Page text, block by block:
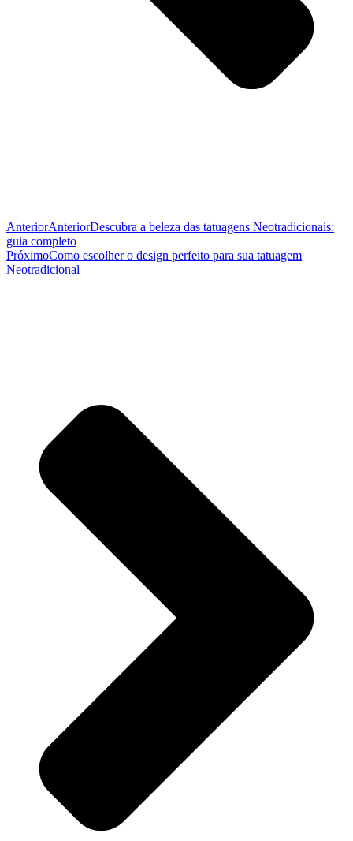
AnteriorAnteriorDescubra a beleza das tatuagens Neotradicionais:
guia completo
PróximoComo escolher o design perfeito para sua tatuagem
Neotradicional